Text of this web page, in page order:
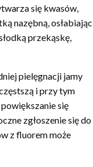
się kwasów,
nazębną, osłabiając
przekąskę,
pielęgnacji jamy
i przy tym
się
zgłoszenie się do
z fluorem może